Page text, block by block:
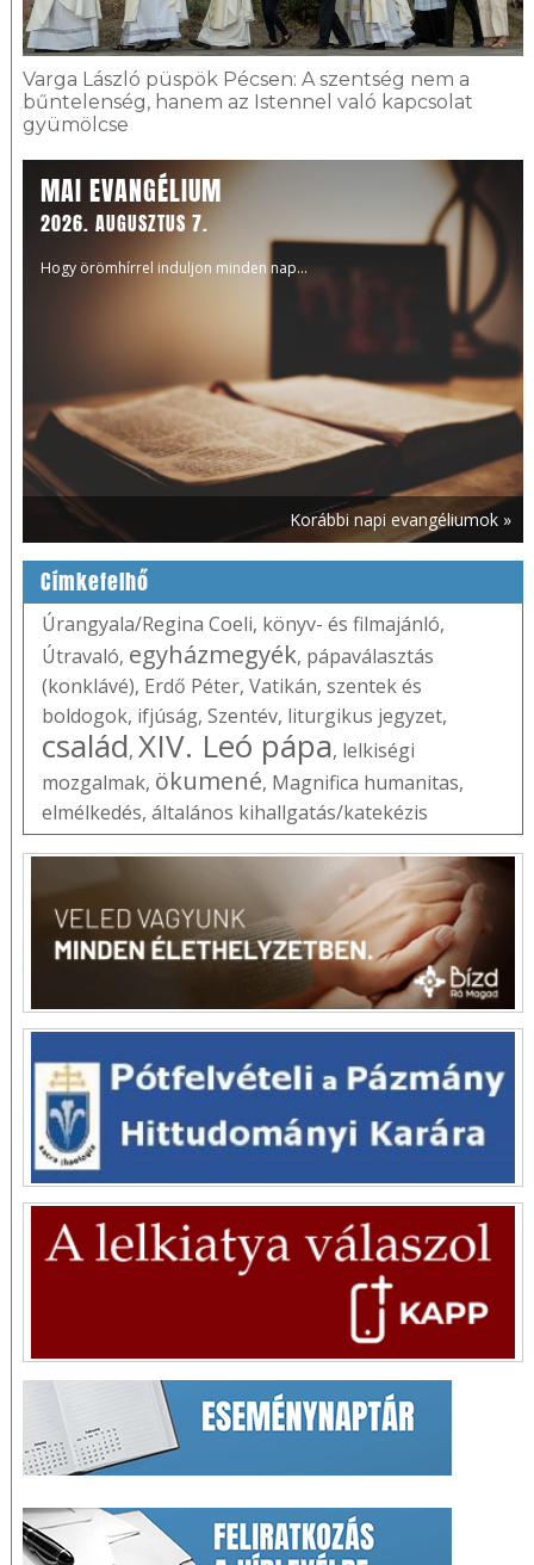
Varga László püspök Pécsen: A szentség nem a
bűntelenség, hanem az Istennel való kapcsolat
gyümölcse
MAI EVANGÉLIUM
2026. AUGUSZTUS 7.
Hogy örömhírrel induljon minden nap...
Korábbi napi evangéliumok »
Címkefelhő
Úrangyala/Regina Coeli, könyv- és filmajánló,
Útravaló, egyházmegyék, pápaválasztás
(konklávé), Erdő Péter, Vatikán, szentek és
boldogok, ifjúság, Szentév, liturgikus jegyzet,
család, XIV. Leó pápa, lelkiségi
mozgalmak, ökumené, Magnifica humanitas,
elmélkedés, általános kihallgatás/katekézis